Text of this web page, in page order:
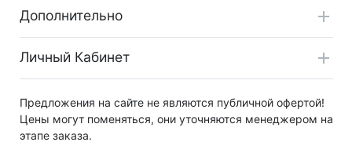
Дополнительно
Личный Кабинет
Предложения на сайте не являются публичной офертой!
Цены могут поменяться, они уточняются менеджером на
этапе заказа.